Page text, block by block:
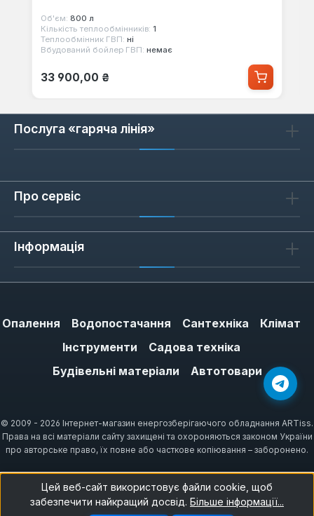
Об'єм: 800 л
Кількість теплообмінників: 1
Теплообмінник ГВП: ні
Вбудований бойлер ГВП: немає
Звичайна ціна:
33 900,00 ₴
Послуга «гаряча лінія»
Про сервіс
Інформація
Опалення Водопостачання Сантехніка
Клімат
Інструменти
Садова техніка
Будівельні матеріали
Автотовари
© 2009 - 2026 Інтернет-магазин енергозберігаючого обладнання ARTiss.
Права на всі матеріали сайту захищені та охороняються законом України
про авторське право, їх повне або часткове копіювання – заборонено.
Цей веб-сайт використовує файли cookie, щоб
забезпечити найкращий досвід. Більше інформації...